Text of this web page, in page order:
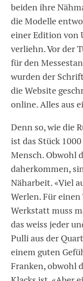
beiden ihre
die Modelle
einer Edition von
verliehn. Vor der
für den
wurden der
die Website
online. Alles aus
Denn so, wie die
ist das Stück
Mensch. Obwohl
daherkommen,
Näharbeit. «Viel
Werlen. Für
Werkstatt muss
das weiss jeder
Pulli aus der
einem guten
Franken, obwohl